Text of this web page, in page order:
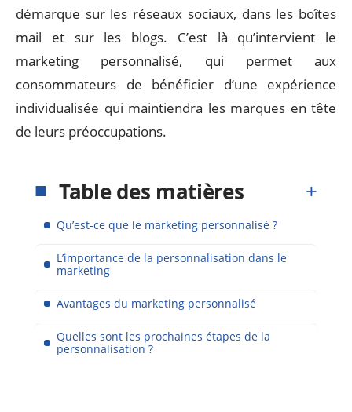
démarque sur les réseaux sociaux, dans les boîtes
mail et sur les blogs. C’est là qu’intervient le
marketing personnalisé, qui permet aux
consommateurs de bénéficier d’une expérience
individualisée qui maintiendra les marques en tête
de leurs préoccupations.
Table des matières
Qu’est-ce que le marketing personnalisé ?
L’importance de la personnalisation dans le
marketing
Avantages du marketing personnalisé
Quelles sont les prochaines étapes de la
personnalisation ?